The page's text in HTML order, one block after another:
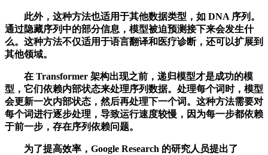
此外，这种方法也适用于其他数据类型，如 DNA 序列。
通过隐藏序列中的部分信息，模型被迫预测接下来会发生什
么。这种方法不仅适用于语言翻译和医疗诊断，还可以扩展到
其他领域。
在 Transformer 架构出现之前，递归模型才是成功的模
型，它们依赖内部状态来处理序列数据。处理每个词时，模型
会更新一次内部状态，然后再处理下一个词。这种方法需要对
每个词进行逐步处理，导致运行速度较慢，因为每一步都依赖
于前一步，存在序列依赖问题。
为了提高效率，Google Research 的研究人员提出了